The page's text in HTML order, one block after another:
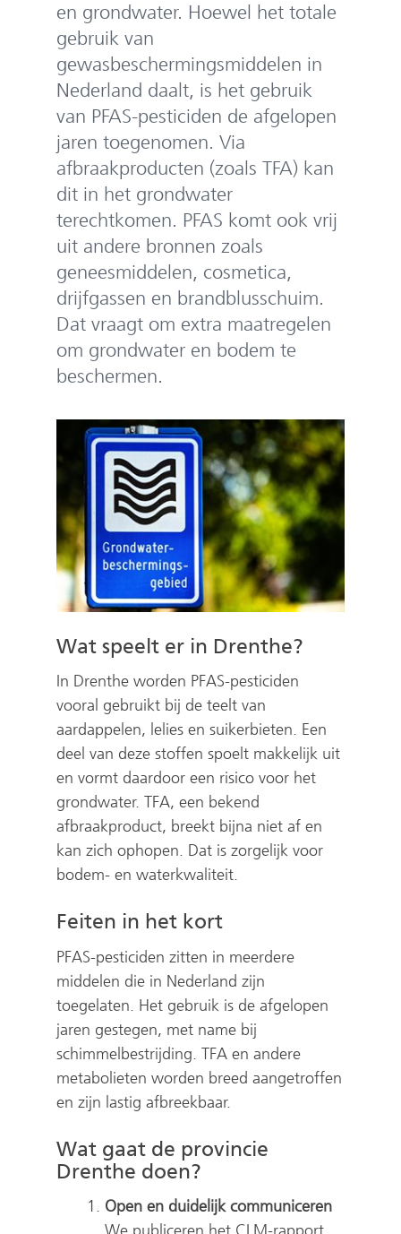
en grondwater. Hoewel het totale
gebruik van
gewasbeschermingsmiddelen in
Nederland daalt, is het gebruik
van PFAS-pesticiden de afgelopen
jaren toegenomen. Via
afbraakproducten (zoals TFA) kan
dit in het grondwater
terechtkomen. PFAS komt ook vrij
uit andere bronnen zoals
geneesmiddelen, cosmetica,
drijfgassen en brandblusschuim.
Dat vraagt om extra maatregelen
om grondwater en bodem te
beschermen.
Wat speelt er in Drenthe?
In Drenthe worden PFAS-pesticiden
vooral gebruikt bij de teelt van
aardappelen, lelies en suikerbieten. Een
deel van deze stoffen spoelt makkelijk uit
en vormt daardoor een risico voor het
grondwater. TFA, een bekend
afbraakproduct, breekt bijna niet af en
kan zich ophopen. Dat is zorgelijk voor
bodem- en waterkwaliteit.
Feiten in het kort
PFAS-pesticiden zitten in meerdere
middelen die in Nederland zijn
toegelaten. Het gebruik is de afgelopen
jaren gestegen, met name bij
schimmelbestrijding. TFA en andere
metabolieten worden breed aangetroffen
en zijn lastig afbreekbaar.
Wat gaat de provincie
Drenthe doen?
Open en duidelijk communiceren